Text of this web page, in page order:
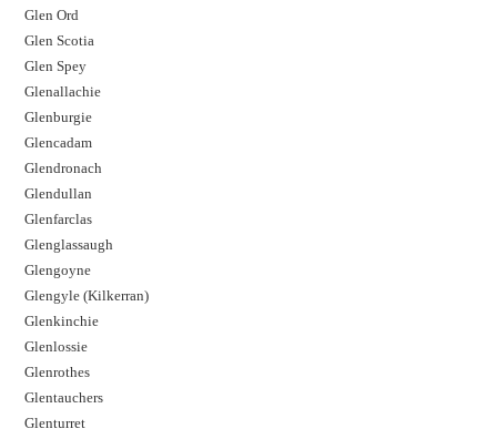
Glen Ord
Glen Scotia
Glen Spey
Glenallachie
Glenburgie
Glencadam
Glendronach
Glendullan
Glenfarclas
Glenglassaugh
Glengoyne
Glengyle (Kilkerran)
Glenkinchie
Glenlossie
Glenrothes
Glentauchers
Glenturret